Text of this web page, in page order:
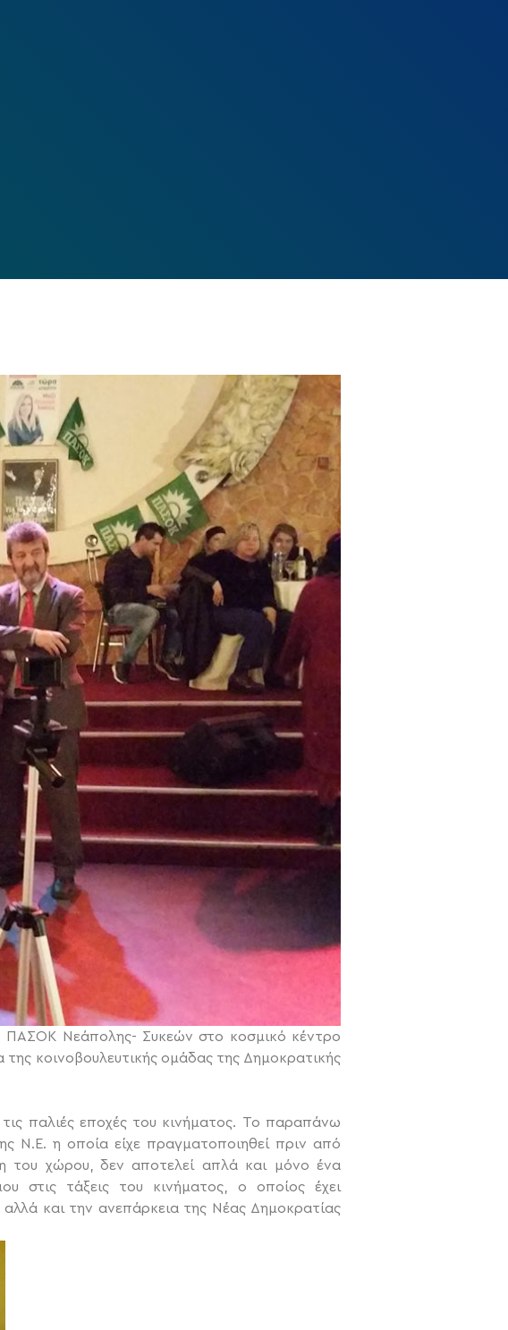
ΠΑΣΟΚ Νεάπολης- Συκεών στο κοσμικό κέντρο
κοινοβουλευτικής ομάδας της Δημοκρατικής
παλιές εποχές του κινήματος. Το παραπάνω
Ν.Ε. η οποία είχε πραγματοποιηθεί πριν από
του χώρου, δεν αποτελεί απλά και μόνο ένα
στις τάξεις του κινήματος, ο οποίος έχει
και την ανεπάρκεια της Νέας Δημοκρατίας